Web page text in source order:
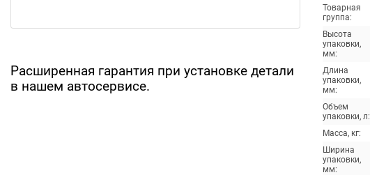
Расширенная гарантия при установке детали
в нашем автосервисе.
Товарная
группа:
Высота
упаковки,
мм:
Длина
упаковки,
мм:
Объем
упаковки, л:
Масса, кг:
Ширина
упаковки,
мм: